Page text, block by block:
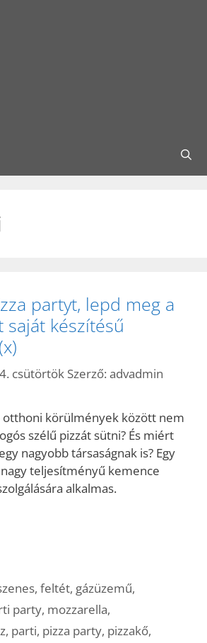
partyt, lepd meg a
saját készítésű
csütörtök Szerző: advadmin
otthoni körülmények között nem
szélű pizzát sütni? És miért
nagyobb társaságnak is? Egy
teljesítményű kemence
alkalmas.
,feltét, gázüzemű,
party, mozzarella,
, parti, pizza party, pizzakő,